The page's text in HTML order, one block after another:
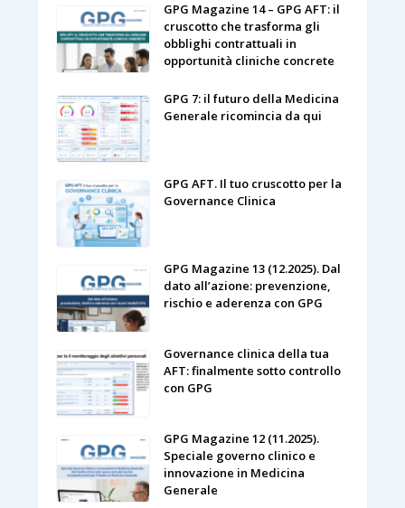
GPG Magazine 14 – GPG AFT: il
cruscotto che trasforma gli
obblighi contrattuali in
opportunità cliniche concrete
GPG 7: il futuro della Medicina
Generale ricomincia da qui
GPG AFT. Il tuo cruscotto per la
Governance Clinica
GPG Magazine 13 (12.2025). Dal
dato all’azione: prevenzione,
rischio e aderenza con GPG
Governance clinica della tua
AFT: finalmente sotto controllo
con GPG
GPG Magazine 12 (11.2025).
Speciale governo clinico e
innovazione in Medicina
Generale